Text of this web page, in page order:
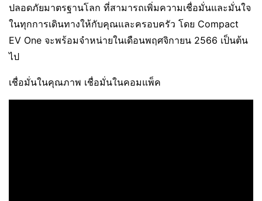
ปลอดภัยมาตรฐานโลก ที่สามารถเพิ่มความเชื่อมั่นและมั่นใจ
ในทุกการเดินทางให้กับคุณและครอบครัว โดย Compact
EV One จะพร้อมจำหน่ายในเดือนพฤศจิกายน 2566 เป็นต้น
ไป
เชื่อมั่นในคุณภาพ เชื่อมั่นในคอมแพ็ค